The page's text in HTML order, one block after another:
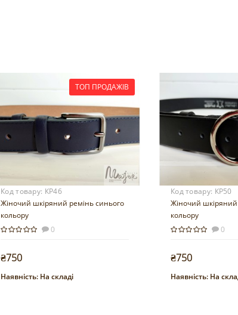
ТОП ПРОДАЖІВ
Код товару: КР46
Жіночий шкіряний ремінь синього
кольору
0
₴750
Купити
Наявність: На складі
Код товару: КР50
Жіночий
кольору
0
₴750
Купити
Наявність: На